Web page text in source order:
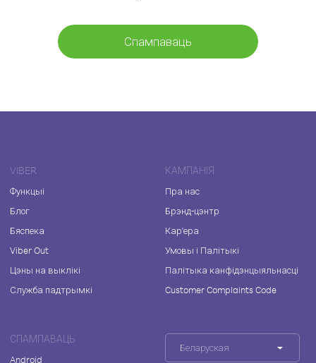
Спампаваць
VIBER
Функцыі
Блог
Бяспека
Viber Out
Цэны на выклікі
Служба падтрымкі
КАМПАНІЯ
Пра нас
Брэнд-цэнтр
Кар'ера
Умовы і Палітыкі
Палітыка канфідэнцыяльнасці
Customer Complaints Code
СПАМПАВАЦЬ
Android
Беларуская